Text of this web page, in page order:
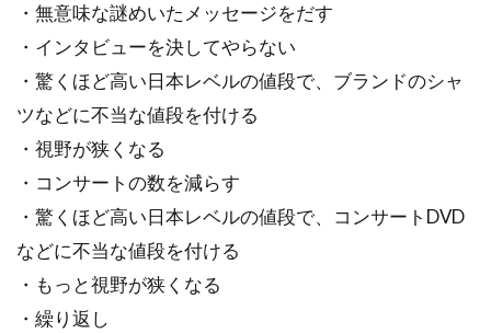
・無意味な謎めいたメッセージをだす
・インタビューを決してやらない
・驚くほど高い日本レベルの値段で、ブランドのシャ
ツなどに不当な値段を付ける
・視野が狭くなる
・コンサートの数を減らす
・驚くほど高い日本レベルの値段で、コンサートDVD
などに不当な値段を付ける
・もっと視野が狭くなる
・繰り返し